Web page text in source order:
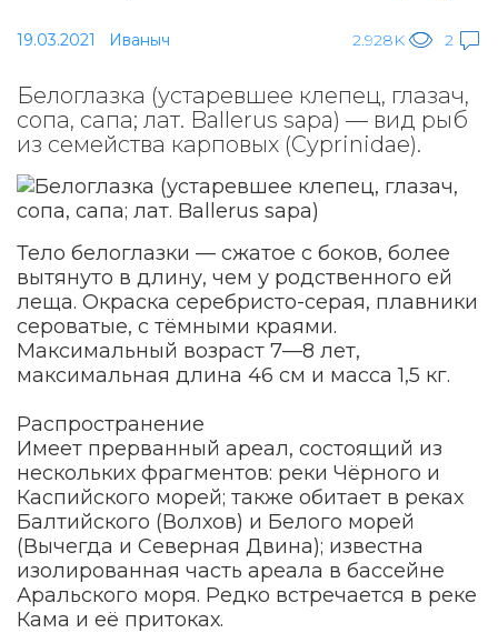
19.03.2021 Иваныч 2.928K 2
Белоглазка (устаревшее клепец, глазач,
сопа, сапа; лат. Ballerus sapa) — вид рыб
из семейства карповых (Cyprinidae).
Тело белоглазки — сжатое с боков, более
вытянуто в длину, чем у родственного ей
леща. Окраска серебристо-серая, плавники
сероватые, с тёмными краями.
Максимальный возраст 7—8 лет,
максимальная длина 46 см и масса 1,5 кг.
Распространение
Имеет прерванный ареал, состоящий из
нескольких фрагментов: реки Чёрного и
Каспийского морей; также обитает в реках
Балтийского (Волхов) и Белого морей
(Вычегда и Северная Двина); известна
изолированная часть ареала в бассейне
Аральского моря. Редко встречается в реке
Кама и её притоках.